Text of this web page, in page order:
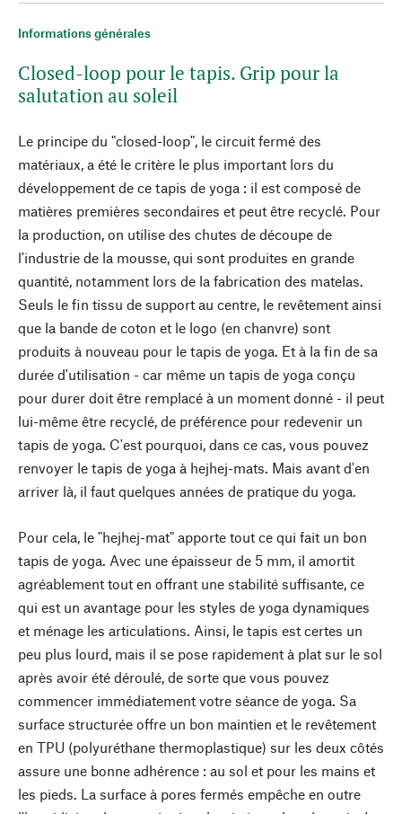
Informations générales
Closed-loop pour le tapis. Grip pour la
salutation au soleil
Le principe du "closed-loop", le circuit fermé des
matériaux, a été le critère le plus important lors du
développement de ce tapis de yoga : il est composé de
matières premières secondaires et peut être recyclé. Pour
la production, on utilise des chutes de découpe de
l'industrie de la mousse, qui sont produites en grande
quantité, notamment lors de la fabrication des matelas.
Seuls le fin tissu de support au centre, le revêtement ainsi
que la bande de coton et le logo (en chanvre) sont
produits à nouveau pour le tapis de yoga. Et à la fin de sa
durée d'utilisation - car même un tapis de yoga conçu
pour durer doit être remplacé à un moment donné - il peut
lui-même être recyclé, de préférence pour redevenir un
tapis de yoga. C'est pourquoi, dans ce cas, vous pouvez
renvoyer le tapis de yoga à hejhej-mats. Mais avant d'en
arriver là, il faut quelques années de pratique du yoga.
Pour cela, le "hejhej-mat" apporte tout ce qui fait un bon
tapis de yoga. Avec une épaisseur de 5 mm, il amortit
agréablement tout en offrant une stabilité suffisante, ce
qui est un avantage pour les styles de yoga dynamiques
et ménage les articulations. Ainsi, le tapis est certes un
peu plus lourd, mais il se pose rapidement à plat sur le sol
après avoir été déroulé, de sorte que vous pouvez
commencer immédiatement votre séance de yoga. Sa
surface structurée offre un bon maintien et le revêtement
en TPU (polyuréthane thermoplastique) sur les deux côtés
assure une bonne adhérence : au sol et pour les mains et
les pieds. La surface à pores fermés empêche en outre